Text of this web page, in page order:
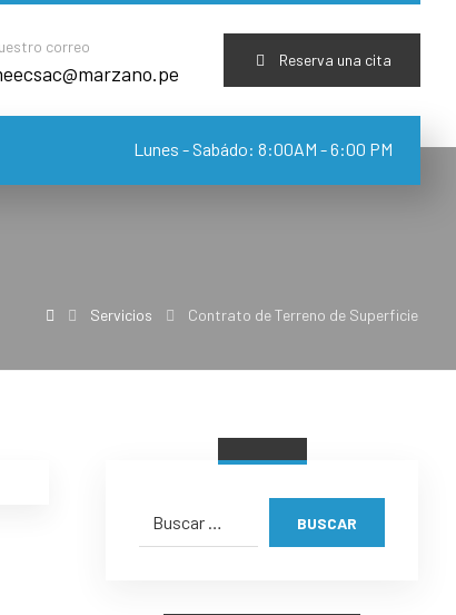
Reserva una cita
correo
Lunes - Sabádo: 8:00AM - 6:00 PM
Servicios Contrato de Terreno de Superficie
BUSCAR